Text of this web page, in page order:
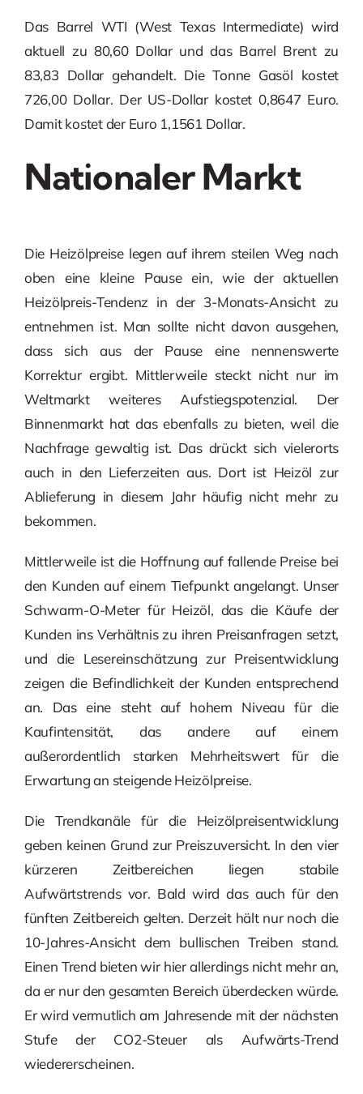
Das Barrel WTI (West Texas Intermediate) wird
aktuell zu 80,60 Dollar und das Barrel Brent zu
83,83 Dollar gehandelt. Die Tonne Gasöl kostet
726,00 Dollar. Der US-Dollar kostet 0,8647 Euro.
Damit kostet der Euro 1,1561 Dollar.
Nationaler Markt
Die Heizölpreise legen auf ihrem steilen Weg nach
oben eine kleine Pause ein, wie der aktuellen
Heizölpreis-Tendenz in der 3-Monats-Ansicht zu
entnehmen ist. Man sollte nicht davon ausgehen,
dass sich aus der Pause eine nennenswerte
Korrektur ergibt. Mittlerweile steckt nicht nur im
Weltmarkt weiteres Aufstiegspotenzial. Der
Binnenmarkt hat das ebenfalls zu bieten, weil die
Nachfrage gewaltig ist. Das drückt sich vielerorts
auch in den Lieferzeiten aus. Dort ist Heizöl zur
Ablieferung in diesem Jahr häufig nicht mehr zu
bekommen.
Mittlerweile ist die Hoffnung auf fallende Preise bei
den Kunden auf einem Tiefpunkt angelangt. Unser
Schwarm-O-Meter für Heizöl, das die Käufe der
Kunden ins Verhältnis zu ihren Preisanfragen setzt,
und die Lesereinschätzung zur Preisentwicklung
zeigen die Befindlichkeit der Kunden entsprechend
an. Das eine steht auf hohem Niveau für die
Kaufintensität, das andere auf einem
außerordentlich starken Mehrheitswert für die
Erwartung an steigende Heizölpreise.
Die Trendkanäle für die Heizölpreisentwicklung
geben keinen Grund zur Preiszuversicht. In den vier
kürzeren Zeitbereichen liegen stabile
Aufwärtstrends vor. Bald wird das auch für den
fünften Zeitbereich gelten. Derzeit hält nur noch die
10-Jahres-Ansicht dem bullischen Treiben stand.
Einen Trend bieten wir hier allerdings nicht mehr an,
da er nur den gesamten Bereich überdecken würde.
Er wird vermutlich am Jahresende mit der nächsten
Stufe der CO2-Steuer als Aufwärts-Trend
wiedererscheinen.